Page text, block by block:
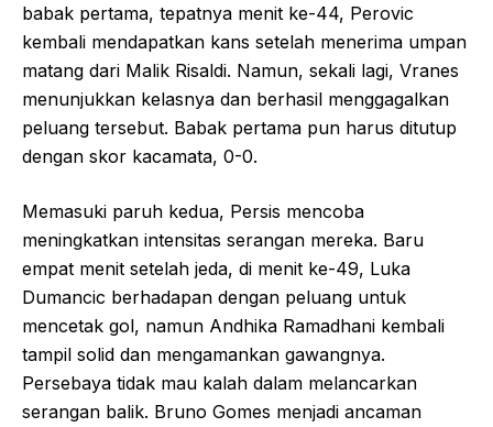
babak pertama, tepatnya menit ke-44, Perovic
kembali mendapatkan kans setelah menerima umpan
matang dari Malik Risaldi. Namun, sekali lagi, Vranes
menunjukkan kelasnya dan berhasil menggagalkan
peluang tersebut. Babak pertama pun harus ditutup
dengan skor kacamata, 0-0.
Memasuki paruh kedua, Persis mencoba
meningkatkan intensitas serangan mereka. Baru
empat menit setelah jeda, di menit ke-49, Luka
Dumancic berhadapan dengan peluang untuk
mencetak gol, namun Andhika Ramadhani kembali
tampil solid dan mengamankan gawangnya.
Persebaya tidak mau kalah dalam melancarkan
serangan balik. Bruno Gomes menjadi ancaman